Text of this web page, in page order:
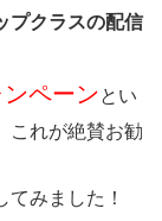
プクラスの配信
ペーンとい
これが絶賛お勧
みました！